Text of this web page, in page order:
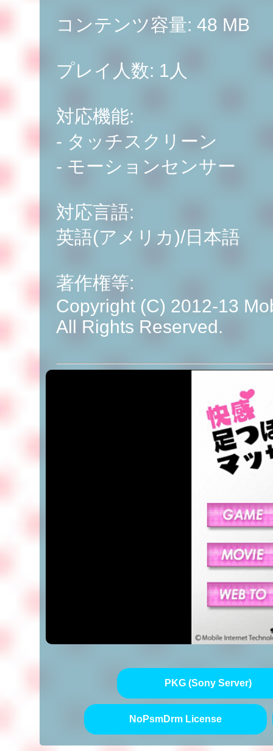
コンテンツ容量: 48 MB
プレイ人数: 1人
対応機能:
- タッチスクリーン
- モーションセンサー
対応言語:
英語(アメリカ)/日本語
著作権等:
Copyright (C) 2012-13
All Rights Reserved.
PKG (Sony Server)
NoPsmDrm License